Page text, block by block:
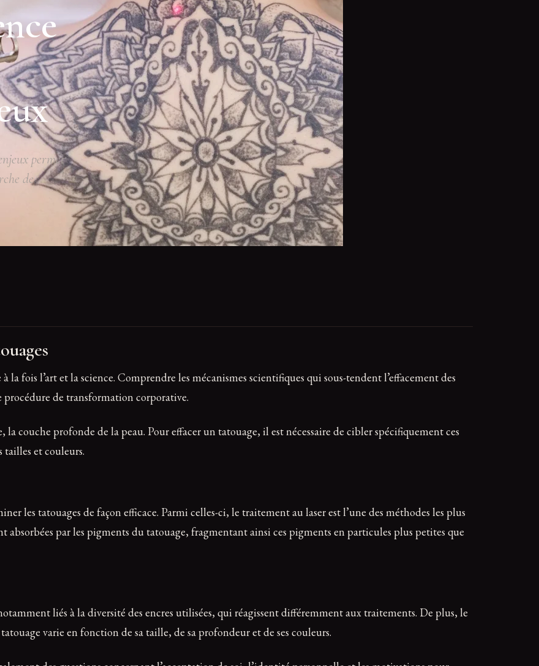
permet
de
la fois l’art et la science. Comprendre les mécanismes scientifiques qui sous-tendent l’effacement des
de transformation corporative.
la couche profonde de la peau. Pour effacer un tatouage, il est nécessaire de cibler spécifiquement ces
tailles et couleurs.
les tatouages de façon efficace. Parmi celles-ci, le traitement au laser est l’une des méthodes les plus
absorbées par les pigments du tatouage, fragmentant ainsi ces pigments en particules plus petites que
liés à la diversité des encres utilisées, qui réagissent différemment aux traitements. De plus, le
varie en fonction de sa taille, de sa profondeur et de ses couleurs.